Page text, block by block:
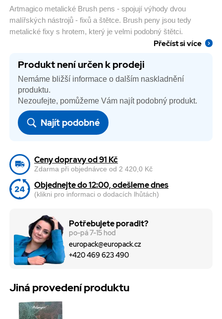
Artmagico metalické Brush pens - spojují výhody dvou
malířských nástrojů - fixů a štětce. Brush peny jsou tedy
metalické fixy s hrotem, který je velmi podobný štětci.
Přečíst si více
Produkt není určen k prodeji
Nemáme bližší informace o dalším naskladnění
produktu.
Nezoufejte, pomůžeme Vám najít podobný produkt.
Najít podobné
Ceny dopravy od 91 Kč
Zdarma při objednávce od 2 420,0 Kč
Objednejte do 12:00, odešleme dnes
(klikni pro informaci o dodacích lhůtách)
Potřebujete poradit?
po-pá 7-15 hod
europack@europack.cz
+420 469 623 490
Jiná provedení produktu